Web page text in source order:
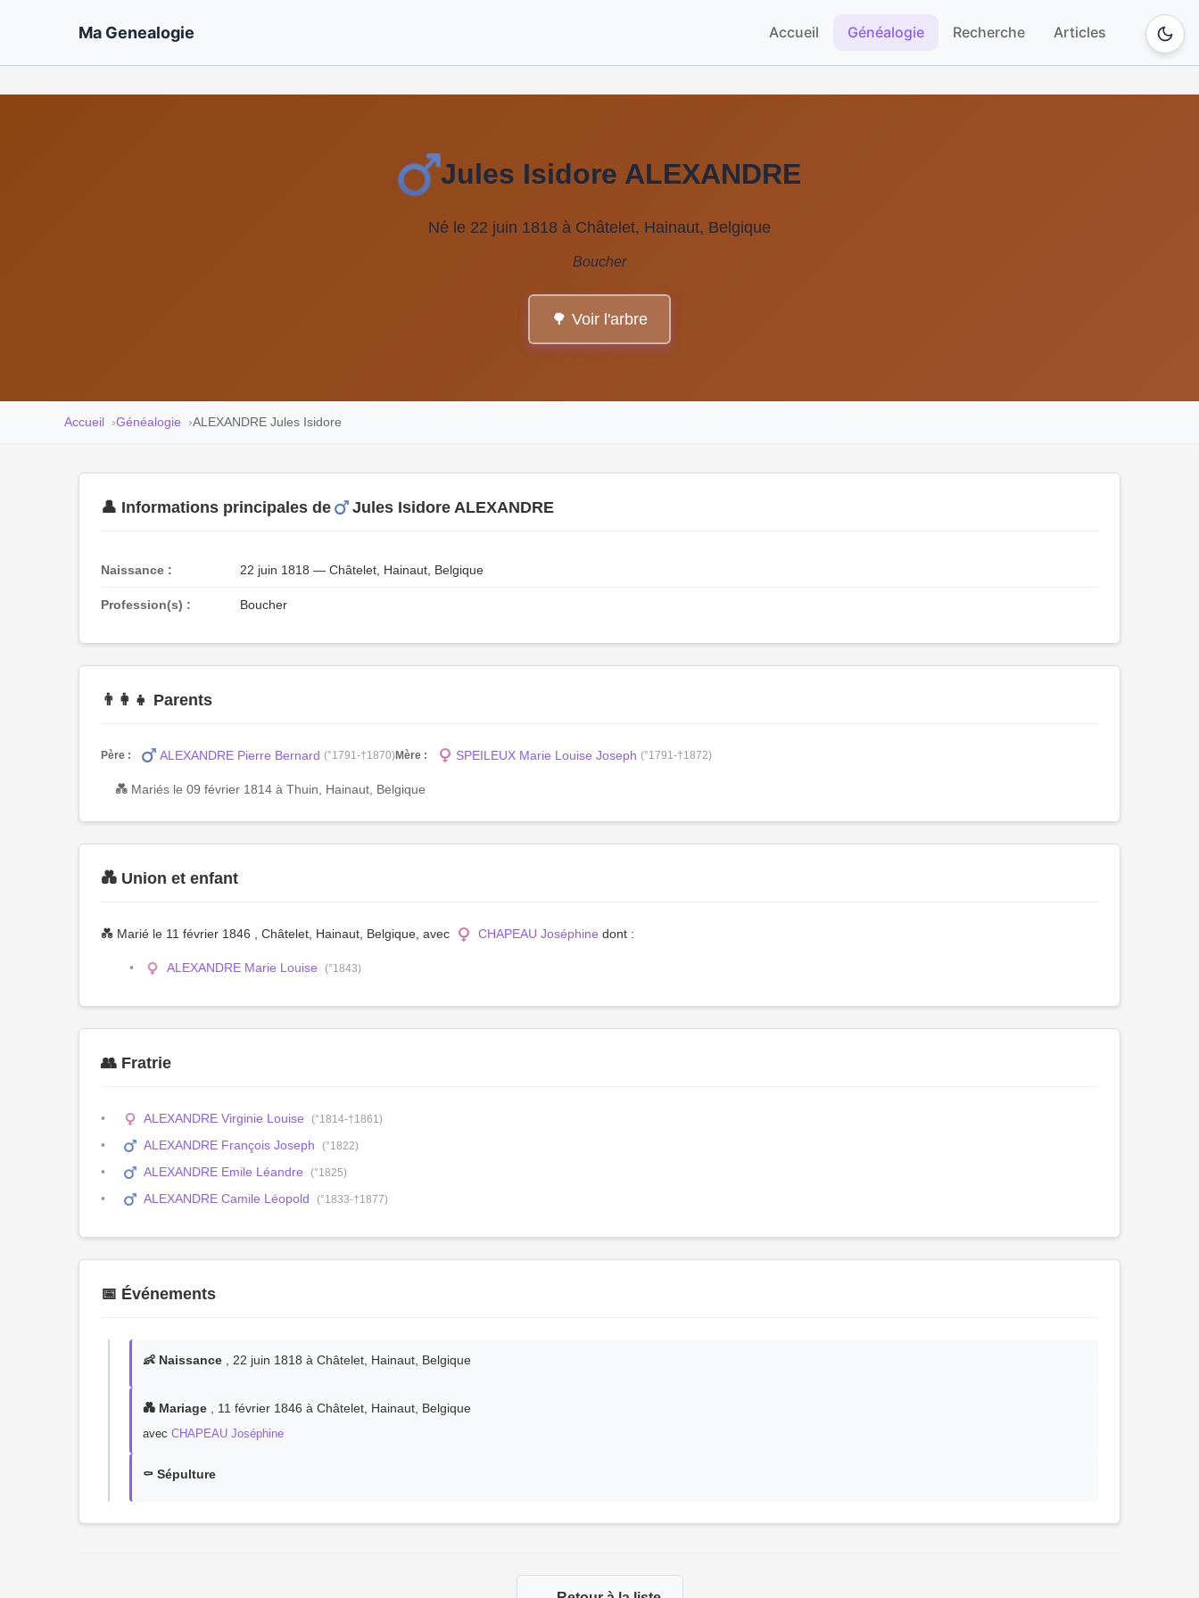
Ma Genealogie Accueil Généalogie Recherche Articles
Jules Isidore ALEXANDRE
Né le 22 juin 1818 à Châtelet, Hainaut, Belgique
Boucher
🌳 Voir l'arbre
Accueil Généalogie ALEXANDRE Jules Isidore
👤 Informations principales de Jules Isidore ALEXANDRE
Naissance : 22 juin 1818 — Châtelet, Hainaut, Belgique
Profession(s) : Boucher
👨‍👩‍👧 Parents
Père : ALEXANDRE Pierre Bernard (°1791-†1870)Mère : SPEILEUX Marie Louise Joseph (°1791-†1872)
💑 Mariés le 09 février 1814 à Thuin, Hainaut, Belgique
💑 Union et enfant
💑 Marié le 11 février 1846 , Châtelet, Hainaut, Belgique, avec CHAPEAU Joséphine dont :
ALEXANDRE Marie Louise (°1843)
👥 Fratrie
ALEXANDRE Virginie Louise (°1814-†1861)
ALEXANDRE François Joseph (°1822)
ALEXANDRE Emile Léandre (°1825)
ALEXANDRE Camile Léopold (°1833-†1877)
📅 Événements
👶 Naissance , 22 juin 1818 à Châtelet, Hainaut, Belgique
💑 Mariage , 11 février 1846 à Châtelet, Hainaut, Belgique
avec CHAPEAU Joséphine
⚰️ Sépulture